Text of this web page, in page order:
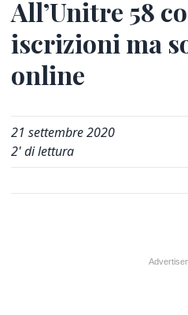
All’Unitre 58
iscrizioni ma
online
21 settembre 2020
2' di lettura